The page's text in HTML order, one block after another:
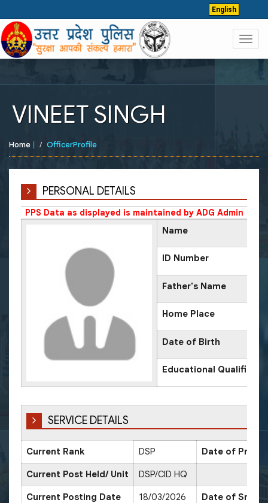
English
VINEET SINGH
Home | OfficerProfile
PERSONAL DETAILS
PPS Data as displayed is maintained by ADG Admin
Name
ID Number
Father's Name
Home Place
Date of Birth
Educational
SERVICE DETAILS
Current Rank DSP Date of
Current Post Held/ Unit DSP/CID HQ
Current Posting Date 18/03/2026 Date of Sr.